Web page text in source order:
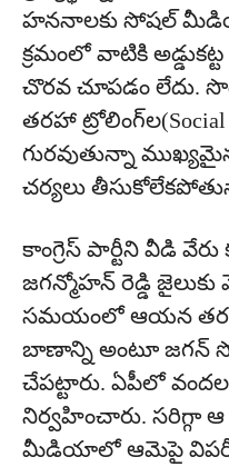
హననాలకు సోషల్
క్రమంలో వాటికి
చొరవ చూపడం లేదు.
తరహా ట్రోలింగ్‌ల(Social
గురవుతున్నా
చర్యలు
కాంగ్రెస్‌ పార్టీని వీడి వేరు
జగన్మోహన్ రెడ్డి జైలుకు
సమయంలో ఆయన
బాణాన్ని అంటూ జగన్
చేపట్టారు. ఏపీలో
నిర్వహించారు.
మీడియాలో ఆమెపై